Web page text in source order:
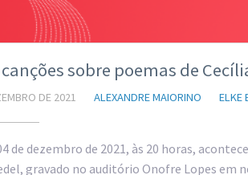
sobre poemas de
DE 2021 ALEXANDRE MAIORINO ELKE
de dezembro de 2021, às 20 horas,
gravado no auditório Onofre Lopes em